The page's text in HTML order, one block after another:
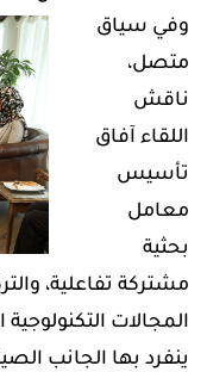
وفي سياق
متصل،
ناقش
اللقاء آفاق
تأسيس
معامل
بحثية
مشتركة تفاعلية،
المجالات
ينفرد بها الجانب